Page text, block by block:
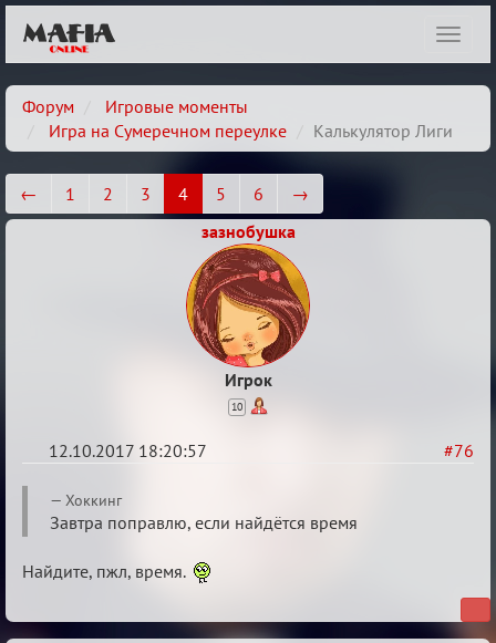
Форум
Игровые моменты
Игра на Сумеречном переулке
Калькулятор Лиги
← 1 2 3 4 5 6
→
зазнобушка
Игрок
10
#76
12.10.2017 18:20:57
Re:
Калькулятор
Хоккинг
Завтра поправлю, если найдётся время
Найдите, пжл, время.